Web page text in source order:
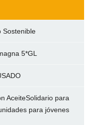
Sostenible
5*GL
AceiteSolidario para
para jóvenes